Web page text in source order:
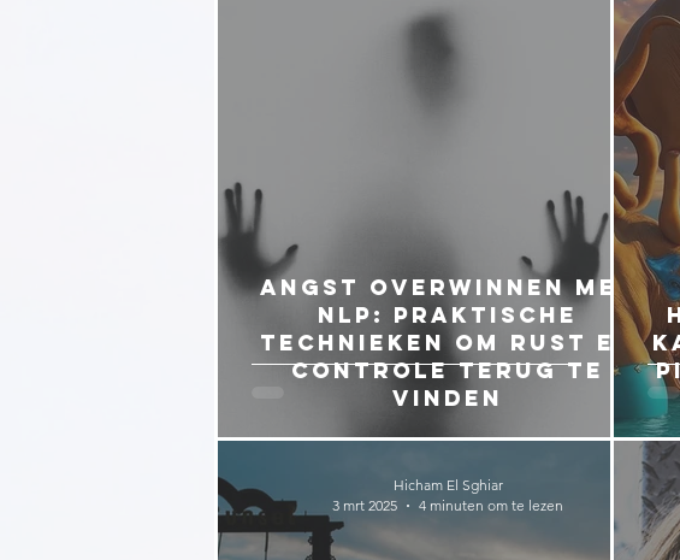
Angst overwinnen met
NLP: praktische
technieken om rust en
controle terug te
vinden
Hicham El Sghiar
3 mrt 2025
4 minuten om te lezen